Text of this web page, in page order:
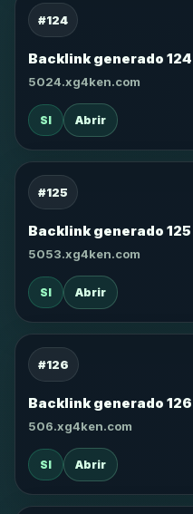
#124
Backlink generado 124
5024.xg4ken.com
SI Abrir
#125
Backlink generado 125
5053.xg4ken.com
SI Abrir
#126
Backlink generado 126
506.xg4ken.com
SI Abrir